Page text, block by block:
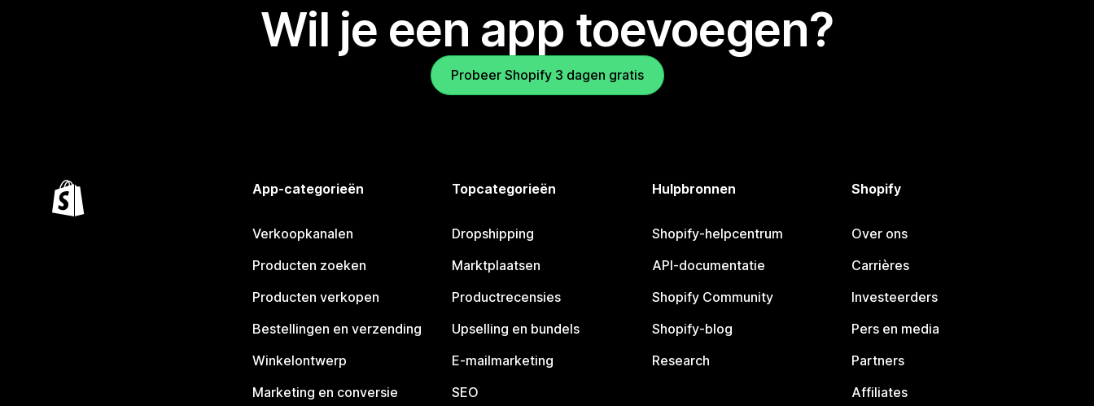
Wil je een app toevoegen?
Probeer Shopify 3 dagen gratis
App-categorieën
Verkoopkanalen
Producten zoeken
Producten verkopen
Bestellingen en verzending
Winkelontwerp
Marketing en conversie
Topcategorieën
Dropshipping
Marktplaatsen
Productrecensies
Upselling en bundels
E-mailmarketing
SEO
Hulpbronnen
Shopify-helpcentrum
API-documentatie
Shopify Community
Shopify-blog
Research
Shopify
Over ons
Carrières
Investeerders
Pers en media
Partners
Affiliates